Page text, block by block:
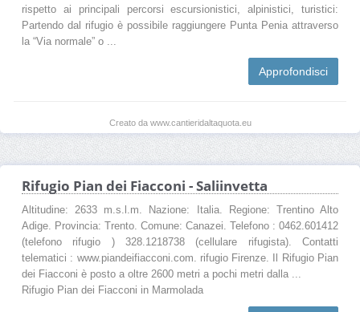
rispetto ai principali percorsi escursionistici, alpinistici, turistici:
Partendo dal rifugio è possibile raggiungere Punta Penia attraverso
la “Via normale” o ...
Approfondisci
Creato da www.cantieridaltaquota.eu
Rifugio Pian dei Fiacconi - Saliinvetta
Altitudine: 2633 m.s.l.m. Nazione: Italia. Regione: Trentino Alto
Adige. Provincia: Trento. Comune: Canazei. Telefono : 0462.601412
(telefono rifugio ) 328.1218738 (cellulare rifugista). Contatti
telematici : www.piandeifiacconi.com. rifugio Firenze. Il Rifugio Pian
dei Fiacconi è posto a oltre 2600 metri a pochi metri dalla ...
Rifugio Pian dei Fiacconi in Marmolada